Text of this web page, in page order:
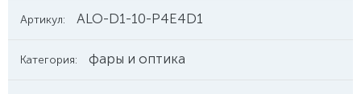
Артикул: ALO-D1-10-P4E4D1
Категория: фары и оптика